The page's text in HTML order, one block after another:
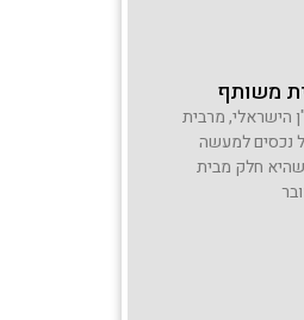
משותף
הישראלי, מרבית
נכסים למעשה
שהיא חלק מבית